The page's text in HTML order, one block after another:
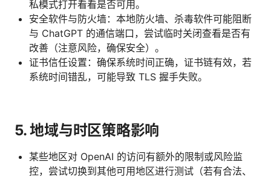
私模式打开看看是否可用。
安全软件与防火墙：本地防火墙、杀毒软件可能阻断
与 ChatGPT 的通信端口，尝试临时关闭查看是否有
改善（注意风险，确保安全）。
证书信任设置：确保系统时间正确，证书链有效，若
系统时间错乱，可能导致 TLS 握手失败。
5. 地域与时区策略影响
某些地区对 OpenAI 的访问有额外的限制或风险监
控，尝试切换到其他可用地区进行测试（若有合法、